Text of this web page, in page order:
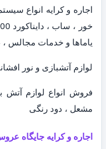
اجاره و کرایه انواع
یاماها و خدمات مجالس
لوازم آتشبازی و نور
فروش انواع لوازم آتش
مشعل ، دود رنگی
اجاره و کرایه جایگاه